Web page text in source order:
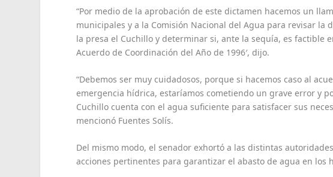
“Por medio de la aprobación de este dictamen hacemos un
municipales y a la Comisión Nacional del Agua para revisar
la presa el Cuchillo y determinar si, ante la sequía, es factible
Acuerdo de Coordinación del Año de 1996′, dijo.
“Debemos ser muy cuidadosos, porque si hacemos caso al
emergencia hídrica, estaríamos cometiendo un grave error y
Cuchillo cuenta con el agua suficiente para satisfacer sus
mencionó Fuentes Solís.
Del mismo modo, el senador exhortó a las distintas
acciones pertinentes para garantizar el abasto de agua en los